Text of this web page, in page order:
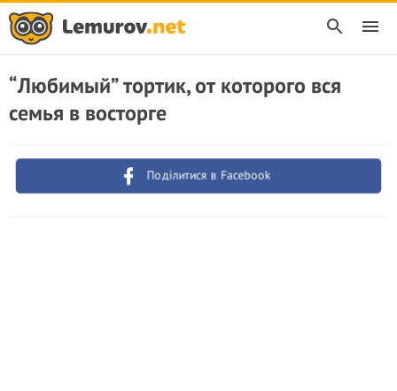
“Любимый” тортик, от которого вся
семья в восторге
Поділитися в Facebook